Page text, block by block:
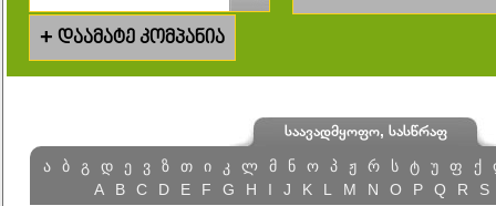
+ დაამატე კომპანია
საავადმყოფო, სასწრაფ
ა
ბ გ დ ე ვ ზ თ ი კ ლ მ ნ ო პ ჟ რ ს ტ უ ფ ქ
A
B C D E F G H I J K L M N O P Q R S